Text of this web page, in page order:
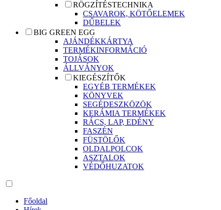
RÖGZÍTÉSTECHNIKA
CSAVAROK, KÖTŐELEMEK
DŰBELEK
BIG GREEN EGG
AJÁNDÉKKÁRTYA
TERMÉKINFORMÁCIÓ
TOJÁSOK
ÁLLVÁNYOK
KIEGÉSZÍTŐK
EGYÉB TERMÉKEK
KÖNYVEK
SEGÉDESZKÖZÖK
KERÁMIA TERMÉKEK
RÁCS, LAP, EDÉNY
FASZÉN
FÜSTÖLŐK
OLDALPOLCOK
ASZTALOK
VÉDŐHUZATOK
Főoldal